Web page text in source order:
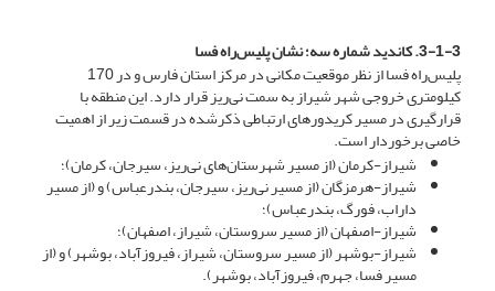
3-1-3. کاندید شماره سه؛ نشان پلیس‌راه فسا
پلیس‌راه فسا از نظر موقعیت مکانی در مرکز استان فارس و در 170
کیلومتری خروجی شهر شیراز به سمت نی‌ریز قرار دارد. این منطقه با
قرارگیری در مسیر کریدورهای ارتباطی ذکرشده در قسمت زیر از اهمیت
خاصی برخوردار است.
شیراز-کرمان (از مسیر شهرستان‌های نی‌ریز، سیرجان، کرمان)؛
شیراز-هرمزگان (از مسیر نی‌ریز، سیرجان، بندرعباس) و (از مسیر
داراب، فورگ، بندرعباس)؛
شیراز-اصفهان (از مسیر سروستان، شیراز، اصفهان)؛
شیراز-بوشهر (از مسیر سروستان، شیراز، فیروزآباد، بوشهر) و (از
مسیر فسا، جهرم، فیروزآباد، بوشهر).